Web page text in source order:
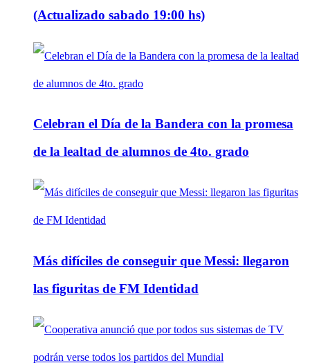
(Actualizado sabado 19:00 hs)
Celebran el Día de la Bandera con la promesa
de la lealtad de alumnos de 4to. grado
Más difíciles de conseguir que Messi: llegaron
las figuritas de FM Identidad